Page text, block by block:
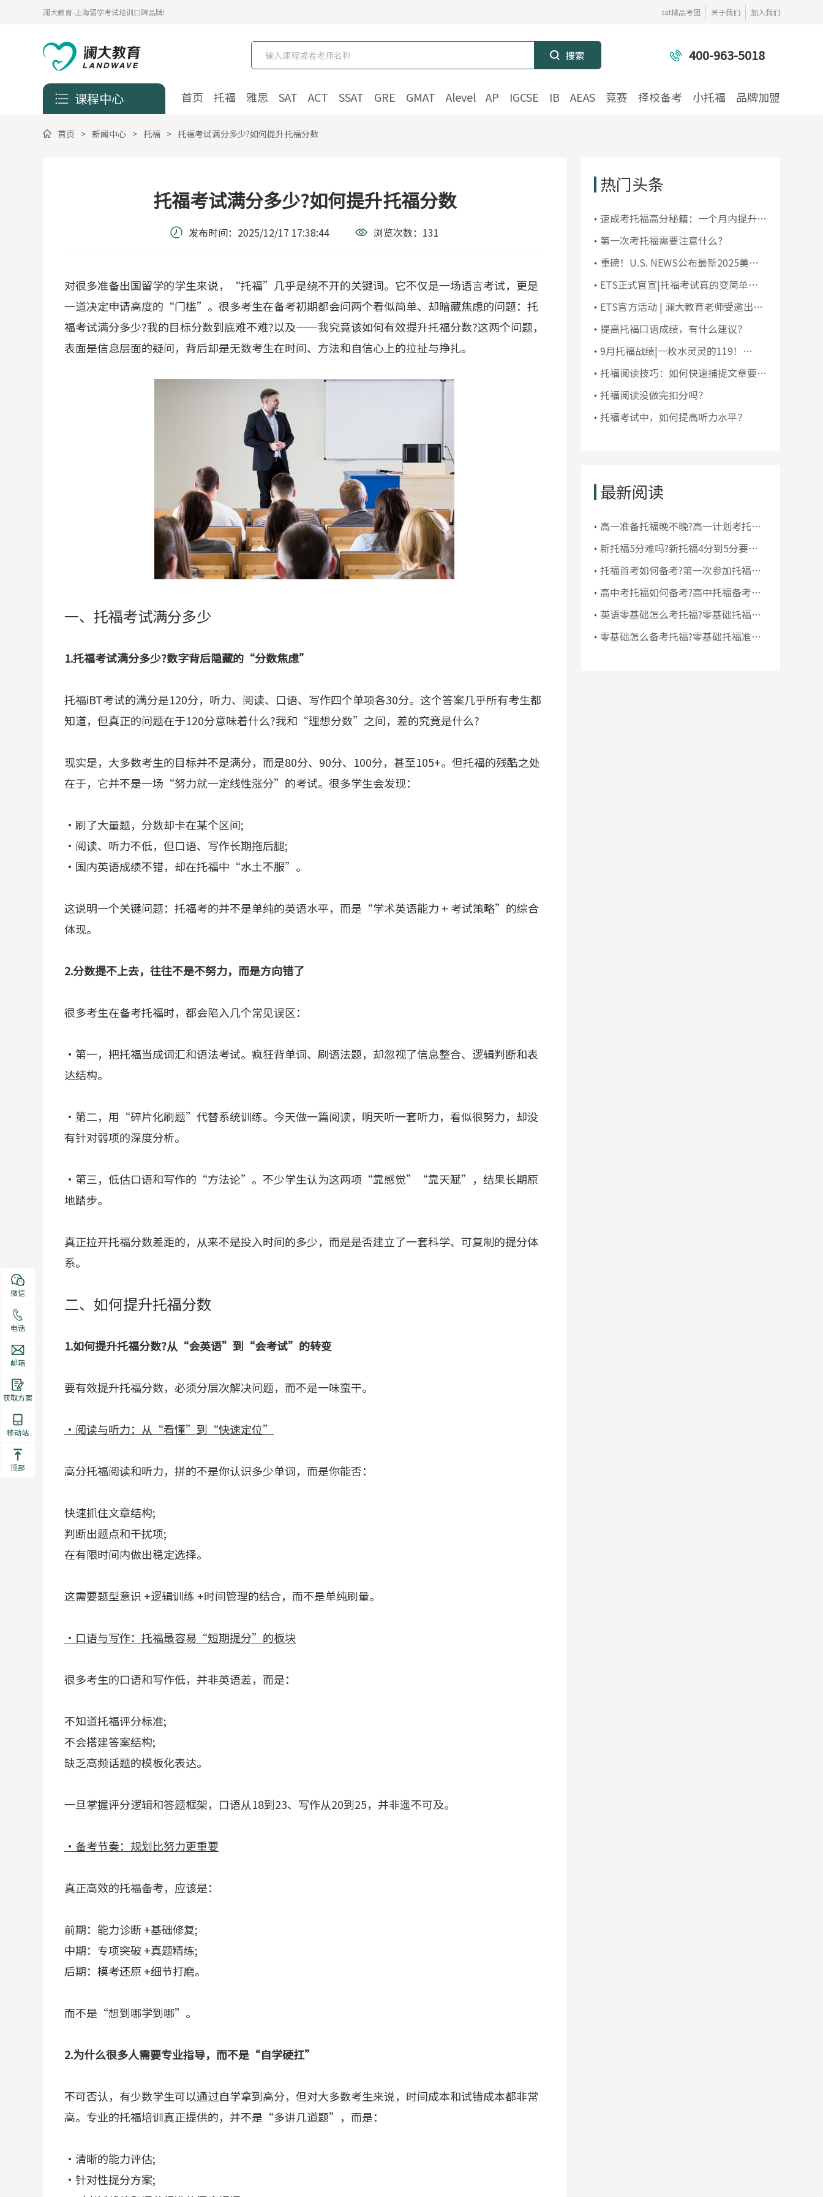
澜大教育-上海留学考试培训口碑品牌! sat精品考团 关于我们 加入我们
400-963-5018
课程中心 首页 托福 雅思 SAT ACT SSAT GRE GMAT Alevel AP IGCSE IB AEAS 竞赛 择校备考 小托福 品牌加盟
首页 > 新闻中心 > 托福 > 托福考试满分多少?如何提升托福分数
托福考试满分多少?如何提升托福分数
发布时间： 2025/12/17 17:38:44 浏览次数： 131
对很多准备出国留学的学生来说，“托福”几乎是绕不开的关键词。它不仅是一场语言考试，更是
一道决定申请高度的“门槛”。很多考生在备考初期都会问两个看似简单、却暗藏焦虑的问题：托
福考试满分多少?我的目标分数到底难不难?以及——我究竟该如何有效提升托福分数?这两个问题，
表面是信息层面的疑问，背后却是无数考生在时间、方法和自信心上的拉扯与挣扎。
一、托福考试满分多少
1.托福考试满分多少?数字背后隐藏的“分数焦虑”
托福iBT考试的满分是120分，听力、阅读、口语、写作四个单项各30分。这个答案几乎所有考生都
知道，但真正的问题在于120分意味着什么?我和“理想分数”之间，差的究竟是什么?
现实是，大多数考生的目标并不是满分，而是80分、90分、100分，甚至105+。但托福的残酷之处
在于，它并不是一场“努力就一定线性涨分”的考试。很多学生会发现：
·刷了大量题，分数却卡在某个区间;
·阅读、听力不低，但口语、写作长期拖后腿;
·国内英语成绩不错，却在托福中“水土不服”。
这说明一个关键问题：托福考的并不是单纯的英语水平，而是“学术英语能力 + 考试策略”的综合
体现。
2.分数提不上去，往往不是不努力，而是方向错了
很多考生在备考托福时，都会陷入几个常见误区：
·第一，把托福当成词汇和语法考试。疯狂背单词、刷语法题，却忽视了信息整合、逻辑判断和表
达结构。
·第二，用“碎片化刷题”代替系统训练。今天做一篇阅读，明天听一套听力，看似很努力，却没
有针对弱项的深度分析。
·第三，低估口语和写作的“方法论”。不少学生认为这两项“靠感觉”“靠天赋”，结果长期原
地踏步。
真正拉开托福分数差距的，从来不是投入时间的多少，而是是否建立了一套科学、可复制的提分体
系。
二、如何提升托福分数
1.如何提升托福分数?从“会英语”到“会考试”的转变
要有效提升托福分数，必须分层次解决问题，而不是一味蛮干。
·阅读与听力：从“看懂”到“快速定位”
高分托福阅读和听力，拼的不是你认识多少单词，而是你能否：
快速抓住文章结构;
判断出题点和干扰项;
在有限时间内做出稳定选择。
这需要题型意识 +逻辑训练 +时间管理的结合，而不是单纯刷量。
·口语与写作：托福最容易“短期提分”的板块
很多考生的口语和写作低，并非英语差，而是：
不知道托福评分标准;
不会搭建答案结构;
缺乏高频话题的模板化表达。
一旦掌握评分逻辑和答题框架，口语从18到23、写作从20到25，并非遥不可及。
·备考节奏：规划比努力更重要
真正高效的托福备考，应该是：
前期：能力诊断 +基础修复;
中期：专项突破 +真题精练;
后期：模考还原 +细节打磨。
而不是“想到哪学到哪”。
2.为什么很多人需要专业指导，而不是“自学硬扛”
不可否认，有少数学生可以通过自学拿到高分，但对大多数考生来说，时间成本和试错成本都非常
高。专业的托福培训真正提供的，并不是“多讲几道题”，而是：
·清晰的能力评估;
·针对性提分方案;
热门头条
​速成考托福高分秘籍：一个月内提升你
的托福成绩
第一次考托福需要注意什么？
重磅！U.S. NEWS公布最新2025美国
大学排名！前10大洗牌，纽大重回
TOP30！
ETS正式官宣|托福考试真的变简单了
吗？
ETS官方活动 | 澜大教育老师受邀出席
ETS托福教师研讨会
提高托福口语成绩，有什么建议？
9月托福战绩|一枚水灵灵的119！
105+超50人，全员均分破百！
托福阅读技巧：如何快速捕捉文章要
点？
托福阅读没做完扣分吗？
托福考试中，如何提高听力水平？
最新阅读
高一准备托福晚不晚?高一计划考托福
怎么办
新托福5分难吗?新托福4分到5分要多
久
托福首考如何备考?第一次参加托福考
试怎么拿高分
高中考托福如何备考?高中托福备考指
南
英语零基础怎么考托福?零基础托福难
考吗
零基础怎么备考托福?零基础托福准备
微信
电话
邮箱
获取方案
移动站
顶部